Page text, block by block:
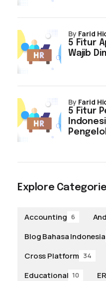
5 Fitur
Wajib
by Farid
5 Fitur
by Farid
Explore
Accounting 6
Blog Bahasa Indonesia
Cross Platform 34
Educational 10